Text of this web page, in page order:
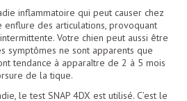
inflammatoire qui peut causer chez
des articulations, provoquant
Votre chien peut aussi être
symptômes ne sont apparents que
tendance à apparaître de 2 à 5 mois
de la tique.
le test SNAP 4DX est utilisé. C’est le